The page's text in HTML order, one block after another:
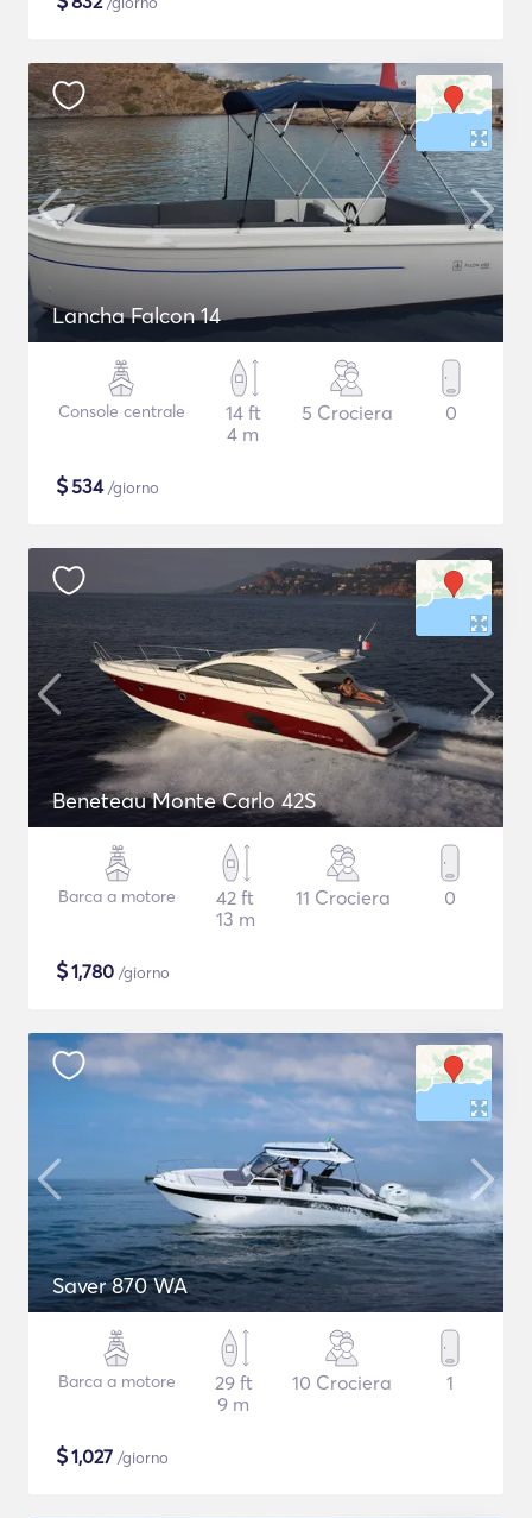
Lancha Falcon 14
Console centrale
14 ft
4 m
5 Crociera 0
$534/giorno
Beneteau Monte Carlo 42S
Barca a motore
42 ft
13 m
11 Crociera 0
$1,780 /giorno
Saver 870 WA
Barca a motore
29 ft
9 m
10 Crociera 1
$1,027 /giorno